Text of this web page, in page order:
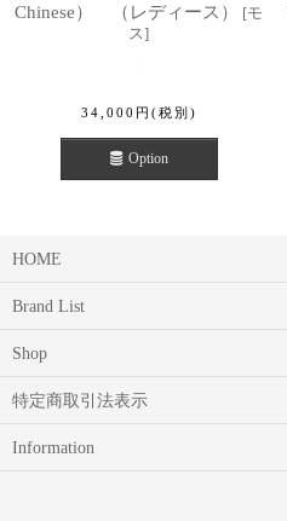
Chinese） （レディース）
[モ
ス]
34,000 円 (税別)
Option
HOME
Brand List
Shop
特定商取引法表示
Information